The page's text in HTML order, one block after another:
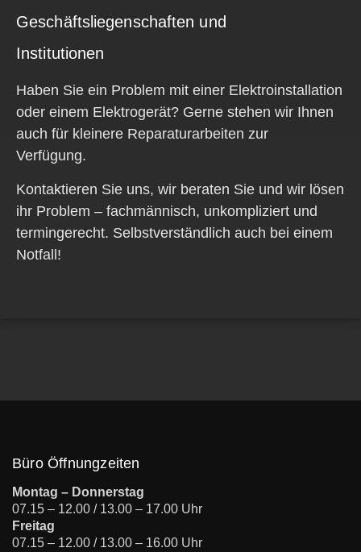
Geschäftsliegenschaften und
Institutionen
Haben Sie ein Problem mit einer Elektroinstallation
oder einem Elektrogerät? Gerne stehen wir Ihnen
auch für kleinere Reparaturarbeiten zur
Verfügung.
Kontaktieren Sie uns, wir beraten Sie und wir lösen
ihr Problem – fachmännisch, unkompliziert und
termingerecht. Selbstverständlich auch bei einem
Notfall!
Büro Öffnungzeiten
Montag – Donnerstag
07.15 – 12.00 / 13.00 – 17.00 Uhr
Freitag
07.15 – 12.00 / 13.00 – 16.00 Uhr